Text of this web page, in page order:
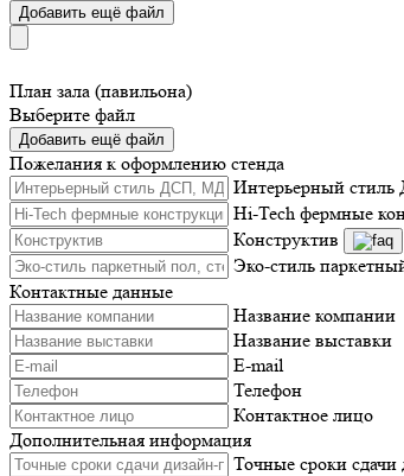
Добавить ещё файл
План зала (павильона)
Выберите файл
Добавить ещё файл
Пожелания к оформлению стенда
Интерьерный
Hi-Tech фермные
Конструктив
Эко-стиль
Контактные данные
Название компании
Название выставки
E-mail
Телефон
Контактное лицо
Дополнительная информация
Точные сроки сдачи